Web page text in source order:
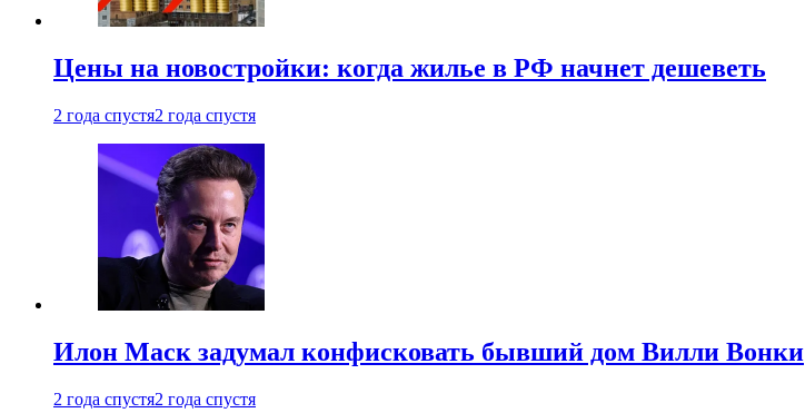
Цены на новостройки: когда жилье в РФ начнет дешеветь
2 года спустя2 года спустя
Илон Маск задумал конфисковать бывший дом Вилли Вонки
2 года спустя2 года спустя